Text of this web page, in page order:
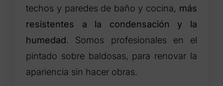
techos y paredes de baño y cocina, más
resistentes a la condensación y la
humedad. Somos profesionales en el
pintado sobre baldosas, para renovar la
apariencia sin hacer obras.